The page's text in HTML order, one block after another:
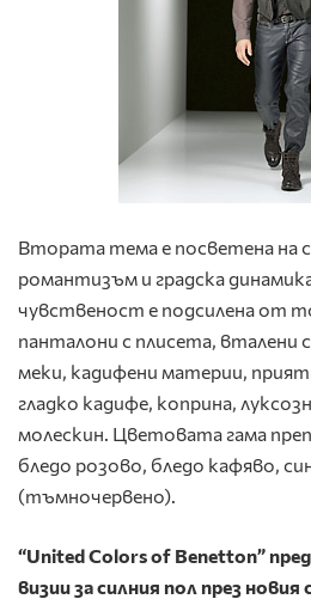
Втората тема е посветена на
романтизъм и градска
чувственост е подсилена от
панталони с плисета, вталени
меки, кадифени материи,
гладко кадифе, коприна,
молескин. Цветовата гама
бледо розово, бледо кафяво,
(тъмночервено).
“United Colors of Benetton”
визии за силния пол през новия